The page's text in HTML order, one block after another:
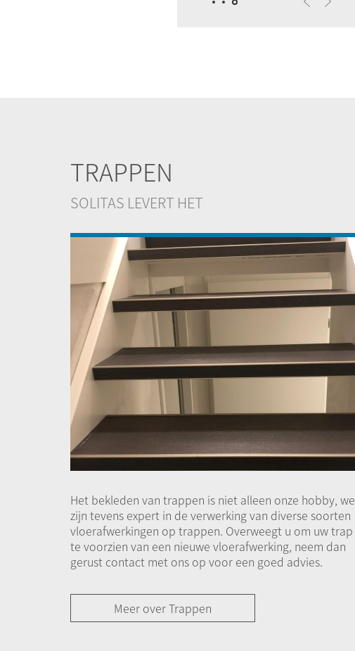
TRAPPEN
SOLITAS LEVERT HET
Het bekleden van trappen is niet alleen onze hobby, we
zijn tevens expert in de verwerking van diverse soorten
vloerafwerkingen op trappen. Overweegt u om uw trap
te voorzien van een nieuwe vloerafwerking, neem dan
gerust contact met ons op voor een goed advies.
Meer over Trappen